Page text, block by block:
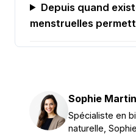
Depuis quand
menstruelles
Sophie Martin
Spécialiste en
naturelle,